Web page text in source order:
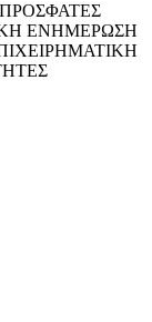
ΕΝΗΜΕΡΩΣΗ